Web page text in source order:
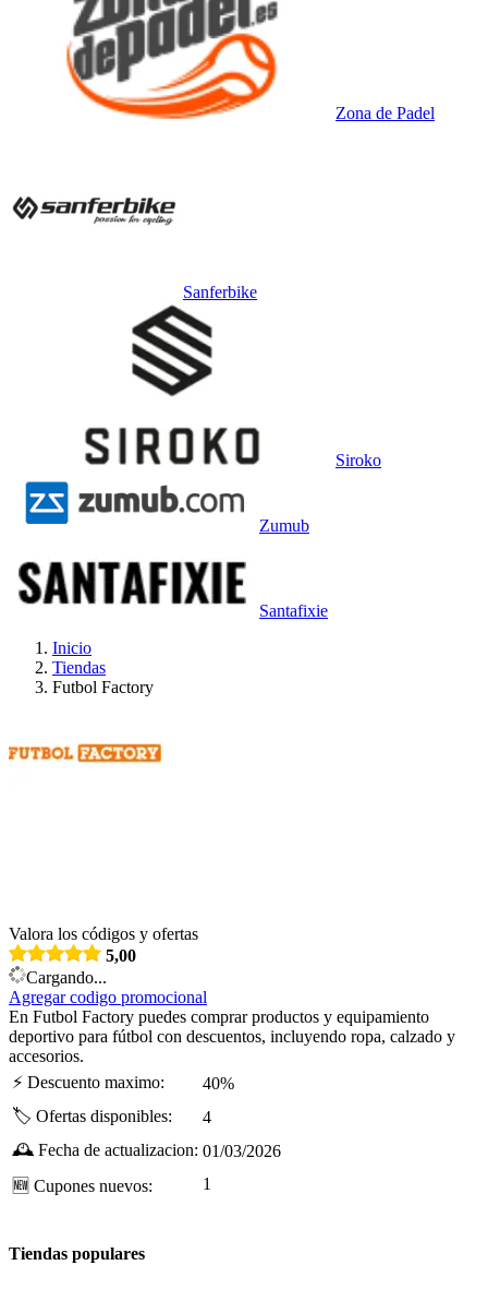
Zona de Padel
Sanferbike
Siroko
Zumub
Santafixie
Inicio
Tiendas
Futbol Factory
Valora los códigos y ofertas
5,00
Cargando...
Agregar codigo promocional
En Futbol Factory puedes comprar productos y equipamiento
deportivo para fútbol con descuentos, incluyendo ropa, calzado y
accesorios.
⚡ Descuento maximo:
40%
🏷️ Ofertas disponibles:
4
🕰️ Fecha de actualizacion: 01/03/2026
🆕 Cupones nuevos: 1
Tiendas populares